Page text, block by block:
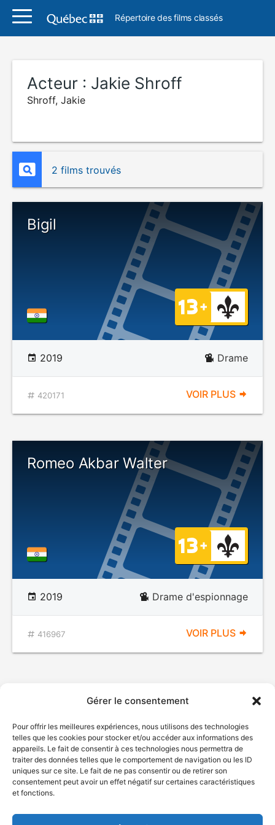
Gérer le consentement
Pour offrir les meilleures expériences, nous utilisons des technologies
telles que les cookies pour stocker et/ou accéder aux informations des
appareils. Le fait de consentir à ces technologies nous permettra de
traiter des données telles que le comportement de navigation ou les ID
uniques sur ce site. Le fait de ne pas consentir ou de retirer son
consentement peut avoir un effet négatif sur certaines caractéristiques
et fonctions.
Répertoire des films classés
Acteur : Jakie Shroff
Shroff, Jakie
2 films trouvés
Bigil
2019 Drame
420171 VOIR PLUS
Romeo Akbar Walter
2019 Drame d'espionnage
416967 VOIR PLUS
© Gouvernement du Québec, 2026
Plan du site